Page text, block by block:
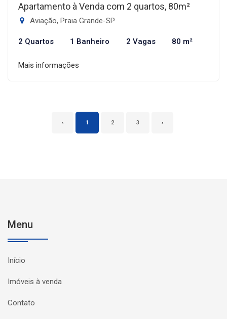
Apartamento à Venda com 2 quartos, 80m²
Aviação, Praia Grande-SP
2 Quartos 1 Banheiro 2 Vagas 80 m²
Mais informações
‹ 1 2 3 ›
Menu
Início
Imóveis à venda
Contato